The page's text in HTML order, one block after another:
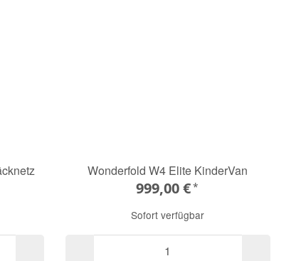
Wonderfold W4 Elite KinderVan
999,00 €*
Sofort verfügbar